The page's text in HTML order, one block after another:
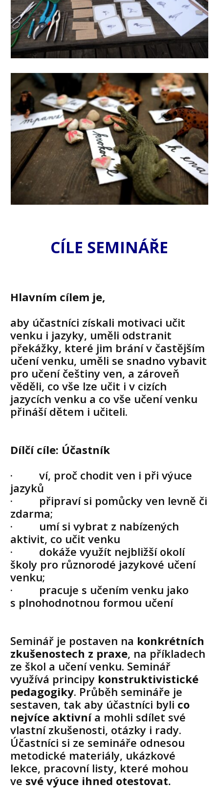
CÍLE SEMINÁŘE
Hlavním cílem je,
aby účastníci získali motivaci učit
venku i jazyky, uměli odstranit
překážky, které jim brání v častějším
učení venku, uměli se snadno vybavit
pro učení češtiny ven, a zároveň
věděli, co vše lze učit i v cizích
jazycích venku a co vše učení venku
přináší dětem i učiteli.
Dílčí cíle: Účastník
· ví, proč chodit ven i při výuce
jazyků
· připraví si pomůcky ven levně či
zdarma;
· umí si vybrat z nabízených
aktivit, co učit venku
· dokáže využít nejbližší okolí
školy pro různorodé jazykové učení
venku;
· pracuje s učením venku jako
s plnohodnotnou formou učení
Seminář je postaven na konkrétních
zkušenostech z praxe, na příkladech
ze škol a učení venku. Seminář
využívá principy konstruktivistické
pedagogiky. Průběh semináře je
sestaven, tak aby účastníci byli co
nejvíce aktivnía mohli sdílet své
vlastní zkušenosti, otázky i rady.
Účastníci si ze semináře odnesou
metodické materiály, ukázkové
lekce, pracovní listy, které mohou
ve své výuce ihned otestovat.